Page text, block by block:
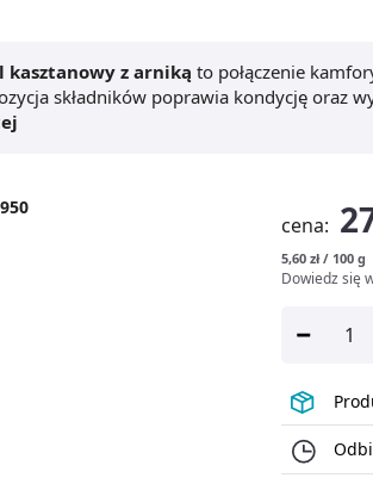
kasztanowy z arniką to połączenie
składników poprawia kondycję oraz
jest m.in. na zmęczone nogi. Działa
cena:
5,60 zł / 100 g
Dowiedz się